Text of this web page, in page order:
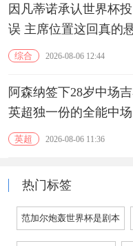
因凡蒂诺承认世界杯
误 主席位置这回真的
综合 2026-08-06 12:44
阿森纳签下28岁中场
英超独一份的全能中场
英超 2026-08-06 11:36
热门标签
范加尔炮轰世界杯是剧本